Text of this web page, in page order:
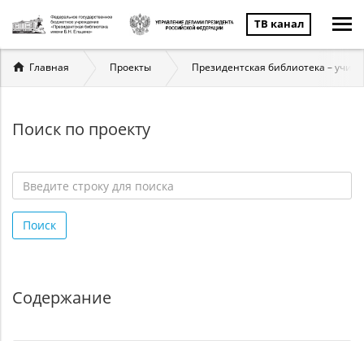
ТВ канал
Вы
здесь
Главная Проекты Президентская библиотека –
Поиск по проекту
строку
для
Поиск
Содержание